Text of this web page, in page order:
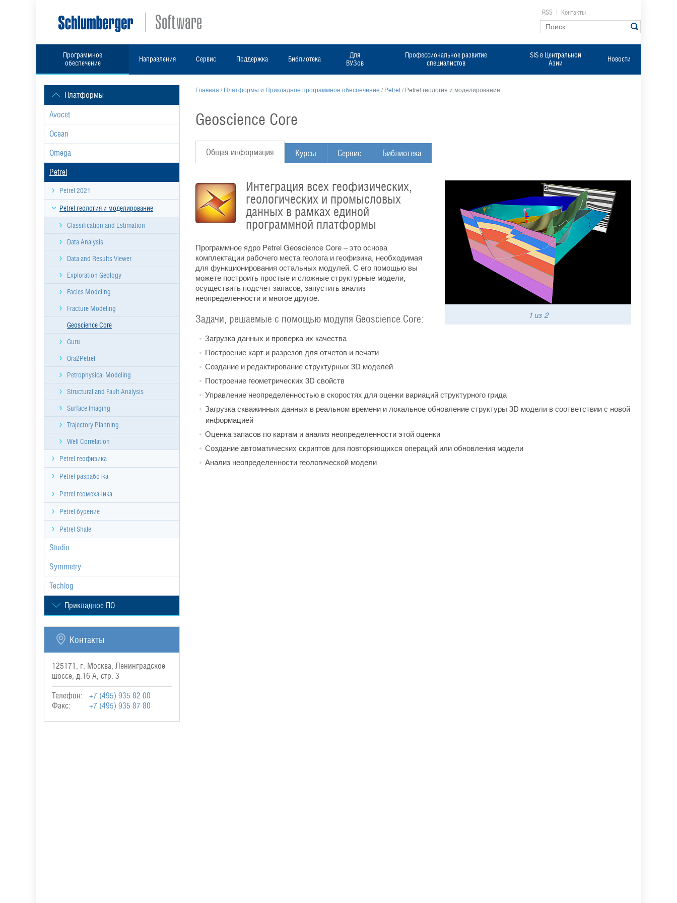
RSS Контакты
Программное
обеспечение
Направления Сервис Поддержка Библиотека
Для
ВУЗов
Профессиональное развитие
специалистов
SIS в Центральной
Азии
Новости
Платформы
Avocet
Ocean
Omega
Petrel
Petrel 2021
Petrel геология и моделирование
Classification and Estimation
Data Analysis
Data and Results Viewer
Exploration Geology
Facies Modeling
Fracture Modeling
Geoscience Core
Guru
Ora2Petrel
Petrophysical Modeling
Structural and Fault Analysis
Surface Imaging
Trajectory Planning
Well Correlation
Petrel геофизика
Petrel разработка
Petrel геомеханика
Petrel бурение
Petrel Shale
Studio
Symmetry
Techlog
Прикладное ПО
Контакты
125171, г. Москва, Ленинградское
шоссе, д.16 А, стр. 3
Телефон:
+7 (495) 935 82 00
Факс:
+7 (495) 935 87 80
Главная /Платформы и Прикладное программное обеспечение /Petrel /Petrel геология и моделирование
Geoscience Core
Общая информация Курсы Сервис Библиотека
1из 2
Интеграция всех геофизических,
геологических и промысловых
данных в рамках единой
программной платформы
Программное ядро Petrel Geoscience Core – это основа
комплектации рабочего места геолога и геофизика, необходимая
для функционирования остальных модулей. С его помощью вы
можете построить простые и сложные структурные модели,
осуществить подсчет запасов, запустить анализ
неопределенности и многое другое.
Задачи, решаемые с помощью модуля Geoscience Core:
Загрузка данных и проверка их качества
Построение карт и разрезов для отчетов и печати
Создание и редактирование структурных 3D моделей
Построение геометрических 3D свойств
Управление неопределенностью в скоростях для оценки вариаций структурного грида
Загрузка скважинных данных в реальном времени и локальное обновление структуры 3D модели в соответствии с новой
информацией
Оценка запасов по картам и анализ неопределенности этой оценки
Создание автоматических скриптов для повторяющихся операций или обновления модели
Анализ неопределенности геологической модели